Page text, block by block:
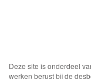
Deze site is onderdeel
werken berust bij de